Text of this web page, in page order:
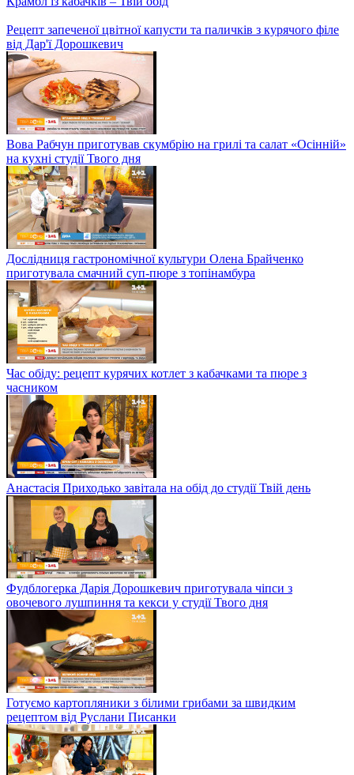
Іво Бобул завітав на обід у студію шоу "Твій день"
Крамбл із кабачків – Твій обід
Рецепт запеченої цвітної капусти та паличків з курячого філе
від Дар'ї Дорошкевич
Вова Рабчун приготував скумбрію на грилі та салат «Осінній»
на кухні студії Твого дня
Дослідниця гастрономічної культури Олена Брайченко
приготувала смачний суп-пюре з топінамбура
Час обіду: рецепт курячих котлет з кабачками та пюре з
часником
Анастасія Приходько завітала на обід до студії Твій день